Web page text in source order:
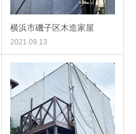
横浜市磯子区木造家屋
2021.09.13